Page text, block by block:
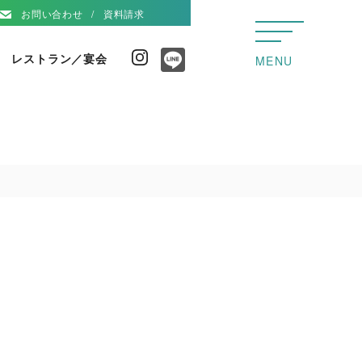
お問い合わせ 資料請求
レストラン／宴会 Instagram MENU